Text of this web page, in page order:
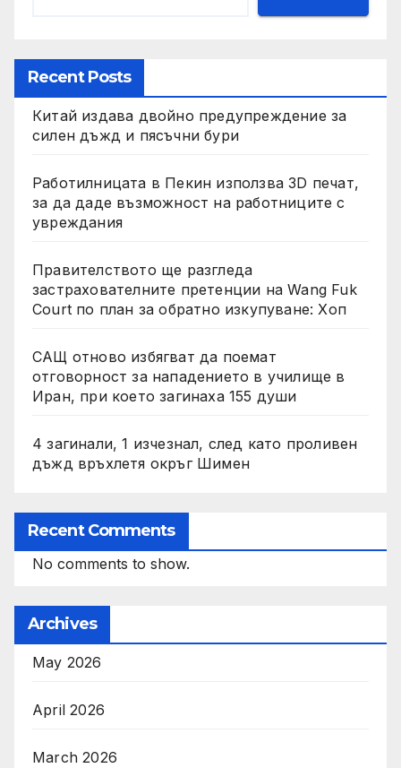
Recent Posts
Китай издава двойно предупреждение за
силен дъжд и пясъчни бури
Работилницата в Пекин използва 3D печат,
за да даде възможност на работниците с
увреждания
Правителството ще разгледа
застрахователните претенции на Wang Fuk
Court по план за обратно изкупуване: Хоп
САЩ отново избягват да поемат
отговорност за нападението в училище в
Иран, при което загинаха 155 души
4 загинали, 1 изчезнал, след като проливен
дъжд връхлетя окръг Шимен
Recent Comments
No comments to show.
Archives
May 2026
April 2026
March 2026